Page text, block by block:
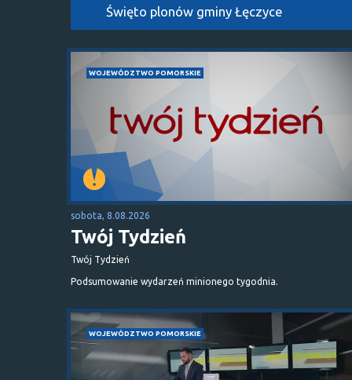
Święto plonów gminy Łęczyce
WOJEWÓDZTWO POMORSKIE
sobota, 8.08.2026
Twój Tydzień
Twój Tydzień
Podsumowanie wydarzeń minionego tygodnia.
WOJEWÓDZTWO POMORSKIE